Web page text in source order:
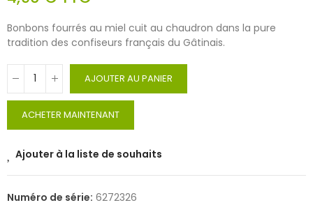
Bonbons fourrés au miel cuit au chaudron dans la pure
tradition des confiseurs français du Gâtinais.
AJOUTER AU PANIER
ACHETER MAINTENANT
Ajouter à la liste de souhaits
Numéro de série: 6272326